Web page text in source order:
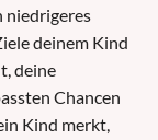
niedrigeres
deinem Kind
deine
Chancen
Kind merkt,